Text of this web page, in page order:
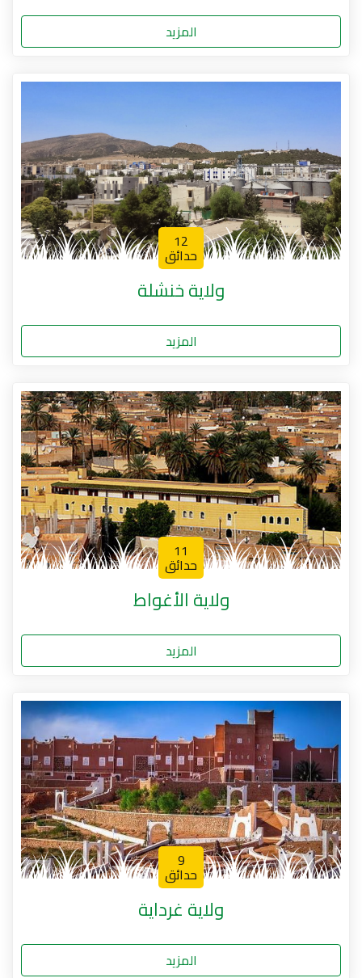
المزيد
12
حدائق
ولاية خنشلة
المزيد
11
حدائق
ولاية الأغواط
المزيد
9
حدائق
ولاية غرداية
المزيد